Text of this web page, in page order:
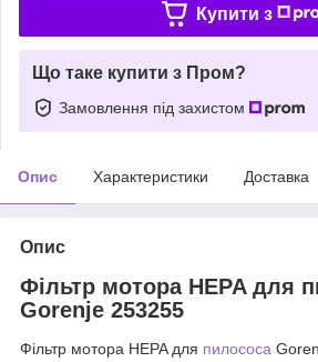
Купити з
Що таке купити з Пром?
Замовлення під захистом
Опис Характеристики Доставка
Опис
Фільтр мотора HEPA для
Gorenje 253255
Фільтр мотора HEPA для пилососа